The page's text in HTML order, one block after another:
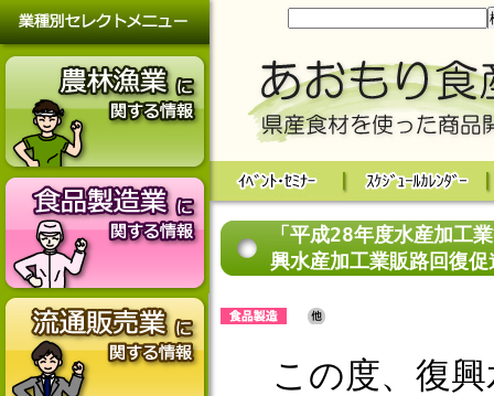
「平成28年度水産加工
興水産加工業販路回復
この度、復興